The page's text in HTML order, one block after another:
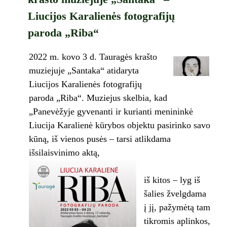
Liucijos Karalienės fotografijų
paroda „Riba“
2022 m. kovo 3 d. Tauragės krašto
muziejuje „Santaka“ atidaryta
Liucijos Karalienės fotografijų
paroda „Riba“. Muziejus skelbia, kad
„Panevėžyje gyvenanti ir kurianti menininkė
Liucija Karalienė kūrybos objektu pasirinko savo
kūną, iš vienos pusės – tarsi atlikdama
išsilaisvinimo aktą,
iš kitos – lyg iš
šalies žvelgdama
į jį, pažymėtą tam
tikromis aplinkos,